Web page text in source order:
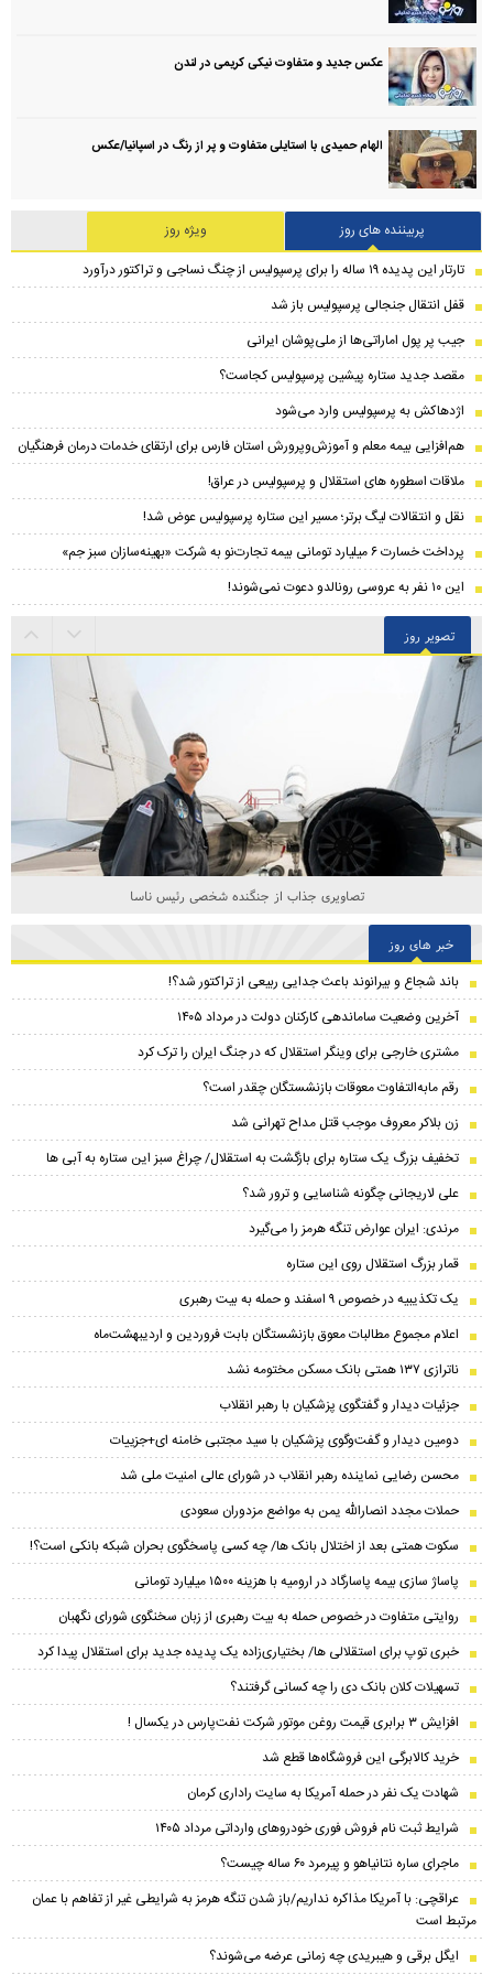
عکس جدید و متفاوت نیکی کریمی در لندن
الهام حمیدی با استایلی متفاوت و پر از رنگ در اسپانیا/عکس
پربیننده های روز
ویژه روز
تارتار این پدیده ۱۹ ساله را برای پرسپولیس از چنگ نساجی و تراکتور درآورد
قفل انتقال جنجالی پرسپولیس باز شد
جیب پر پول اماراتی‌ها از ملی‌پوشان ایرانی
مقصد جدید ستاره پیشین پرسپولیس کجاست؟
اژدهاکش به پرسپولیس وارد می‌شود
هم‌افزایی بیمه معلم و آموزش‌وپرورش استان فارس برای ارتقای خدمات درمان فرهنگیان
ملاقات اسطوره های استقلال و پرسپولیس در عراق!
نقل و انتقالات لیگ برتر؛ مسیر این ستاره پرسپولیس عوض شد!
پرداخت خسارت ۶ میلیارد تومانی بیمه تجارت‌نو به شرکت «بهینه‌سازان سبز جم»
این ۱۰ نفر به عروسی رونالدو دعوت نمی‌شوند!
تصویر روز
تصاویری جذاب از جنگنده شخصی رئیس ناسا
خبر های روز
باند شجاع و بیرانوند باعث جدایی ربیعی از تراکتور شد؟!
آخرین وضعیت ساماندهی کارکنان دولت در مرداد ۱۴۰۵
مشتری خارجی برای وینگر استقلال که در جنگ ایران را ترک کرد
رقم مابه‌التفاوت معوقات بازنشستگان چقدر است؟
زن بلاکر معروف موجب قتل مداح تهرانی شد
تخفیف بزرگ یک ستاره برای بازگشت به استقلال/ چراغ سبز این ستاره به آبی ها
علی لاریجانی چگونه شناسایی و ترور شد؟
مرندی: ایران عوارض تنگه هرمز را می‌گیرد
قمار بزرگ استقلال روی این ستاره
یک تکذیبیه در خصوص ۹ اسفند و حمله به بیت رهبری
اعلام مجموع مطالبات معوق بازنشستگان بابت فروردین و اردیبهشت‌ماه
ناترازی ۱۳۷ همتی بانک مسکن مختومه نشد
جزئیات دیدار و گفتگوی پزشکیان با رهبر انقلاب
دومین دیدار و گفت‌وگوی پزشکیان با سید مجتبی خامنه ای+جزییات
محسن رضایی نماینده رهبر انقلاب در شورای عالی امنیت ملی شد
حملات مجدد انصارالله یمن به مواضع مزدوران سعودی
سکوت همتی بعد از اختلال بانک ها/ چه کسی پاسخگوی بحران شبکه بانکی است؟!
پاساژ سازی بیمه پاسارگاد در ارومیه با هزینه ۱۵۰۰ میلیارد تومانی
روایتی متفاوت در خصوص حمله به بیت رهبری از زبان سخنگوی شورای نگهبان
خبری توپ برای استقلالی ها/ بختیاری‌زاده یک پدیده جدید برای استقلال پیدا کرد
تسهیلات کلان بانک دی را چه کسانی گرفتند؟
افزایش ۳ برابری قیمت روغن موتور شرکت نفت‌پارس در یکسال !
خرید کالابرگی این فروشگاه‌ها قطع شد
شهادت یک نفر در حمله آمریکا به سایت راداری کرمان
شرایط ثبت نام فروش فوری خودرو‌های وارداتی مرداد ۱۴۰۵
ماجرای ساره نتانیاهو و پیرمرد ۶۰ ساله چیست؟
عراقچی: با آمریکا مذاکره نداریم/باز شدن تنگه هرمز به شرایطی غیر از تفاهم با عمان
مرتبط است
ایگل برقی و هیبریدی چه زمانی عرضه می‌شوند؟